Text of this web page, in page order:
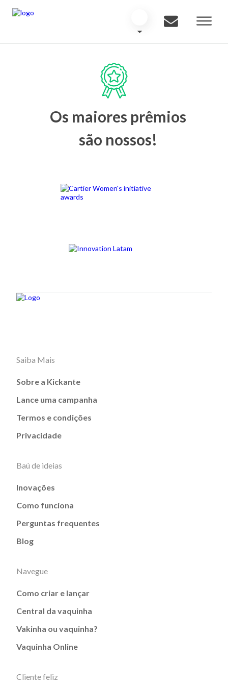
Os maiores prêmios
são nossos!
Saiba Mais
Sobre a Kickante
Lance uma campanha
Termos e condições
Privacidade
Baú de ideias
Inovações
Como funciona
Perguntas frequentes
Blog
Navegue
Como criar e lançar
Central da vaquinha
Vakinha ou vaquinha?
Vaquinha Online
Cliente feliz